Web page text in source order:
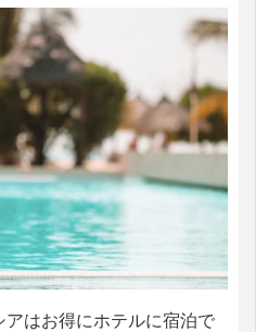
はお得にホテルに宿泊で